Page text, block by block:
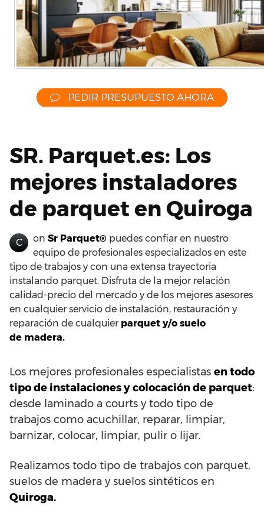
PEDIR PRESUPUESTO AHORA
SR. Parquet.es: Los
mejores instaladores
de parquet en Quiroga
C on Sr Parquet® puedes confiar en nuestro
equipo de profesionales especializados en este
tipo de trabajos y con una extensa trayectoria
instalando parquet. Disfruta de la mejor relación
calidad-precio del mercado y de los mejores asesores
en cualquier servicio de instalación, restauración y
reparación de cualquier parquet y/o suelo
de madera.
Los mejores profesionales especialistas en todo
tipo de instalaciones y colocación de parquet:
desde laminado a courts y todo tipo de
trabajos como acuchillar, reparar, limpiar,
barnizar, colocar, limpiar, pulir o lijar.
Realizamos todo tipo de trabajos con parquet,
suelos de madera y suelos sintéticos en
Quiroga.